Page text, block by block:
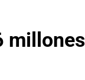
millones